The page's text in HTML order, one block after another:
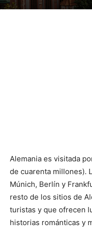
Alemania es visitada
de cuarenta millones).
Múnich, Berlín y
resto de los sitios de
turistas y que ofrecen
historias románticas y